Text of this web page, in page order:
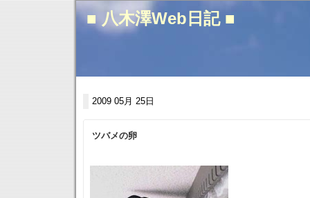
■ 八木澤Web日記 ■
2009 05月 25日
ツバメの卵